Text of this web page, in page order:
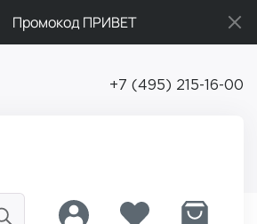
Промокод ПРИВЕТ
+7 (495) 215-16-00